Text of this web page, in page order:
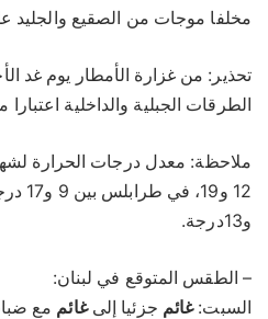
مخلفا موجات من الصقيع والجليد
تحذير: من غزارة الأمطار يوم غد
الطرقات الجبلية والداخلية اعتبارا
ملاحظة: معدل درجات الحرارة
و13درجة.
– الطقس المتوقع في لبنان:
السبت:غائم جزئيا إلىغائم مع